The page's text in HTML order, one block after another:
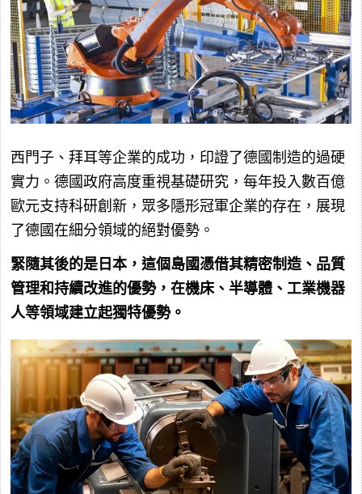
西門子、拜耳等企業的成功，印證了德國制造的過硬
實力。德國政府高度重視基礎研究，每年投入數百億
歐元支持科研創新，眾多隱形冠軍企業的存在，展現
了德國在細分領域的絕對優勢。
緊隨其後的是日本，這個島國憑借其精密制造、品質
管理和持續改進的優勢，在機床、半導體、工業機器
人等領域建立起獨特優勢。